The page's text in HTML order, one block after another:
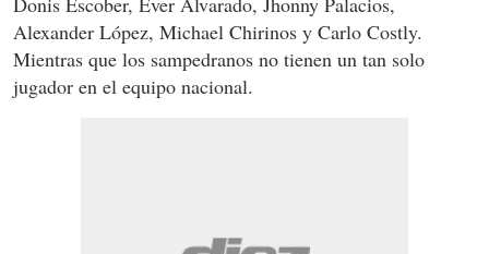
Alexander López, Michael Chirinos y Carlo Costly.
Mientras que los sampedranos no tienen un tan solo
jugador en el equipo nacional.